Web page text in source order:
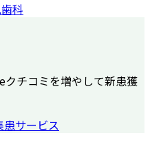
科
チコミを増やして新患獲
サービス